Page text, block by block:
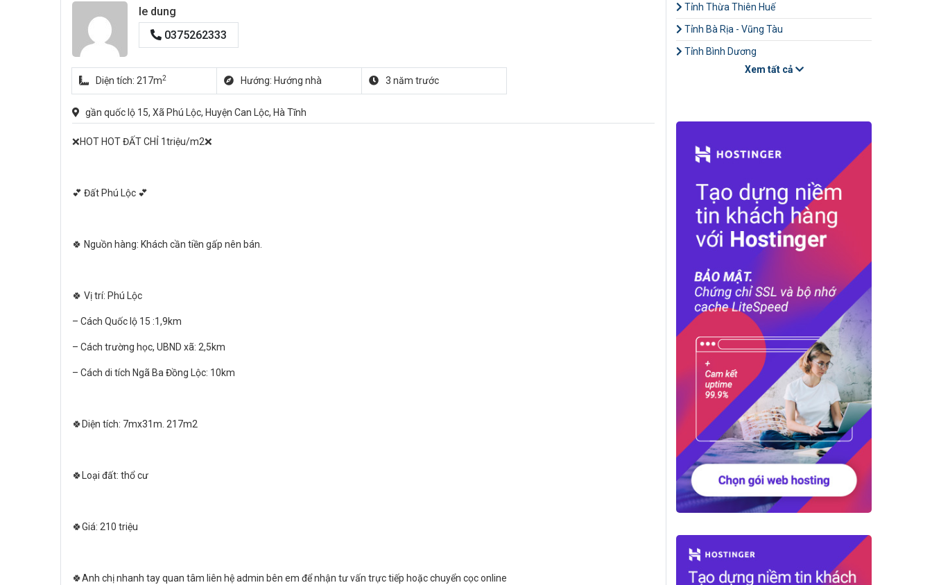
le dung
0375262333
Diện tích: 217m2 Hướng: Hướng nhà 3 năm trước
gần quốc lộ 15, Xã Phú Lộc, Huyện Can Lộc, Hà Tĩnh
❌HOT HOT ĐẤT CHỈ 1triệu/m2❌
💕 Đất Phú Lộc 💕
🍀 Nguồn hàng: Khách cần tiền gấp nên bán.
🍀 Vị trí: Phú Lộc
– Cách Quốc lộ 15 :1,9km
– Cách trường học, UBND xã: 2,5km
– Cách di tích Ngã Ba Đồng Lộc: 10km
🍀Diện tích: 7mx31m. 217m2
🍀Loại đất: thổ cư
🍀Giá: 210 triệu
🍀Anh chị nhanh tay quan tâm liên hệ admin bên em để nhận tư vấn trực tiếp hoặc chuyển cọc online
Tỉnh Thừa Thiên Huế
Tỉnh Bà Rịa - Vũng Tàu
Tỉnh Bình Dương
Xem tất cả